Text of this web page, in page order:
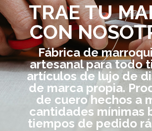
TRAE TU
CON
Fábrica de
artesanal para todo
artículos de lujo de
de marca propia.
de cuero hechos a
cantidades mínimas
tiempos de pedido